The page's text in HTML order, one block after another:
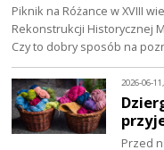
Piknik na Różance w XVIII
Rekonstrukcji Historycznej
Czy to dobry sposób na
2026-06-
Przed